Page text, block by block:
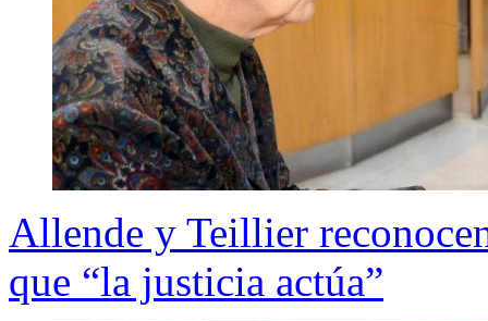
Allende y Teillier
que “la justicia actúa”